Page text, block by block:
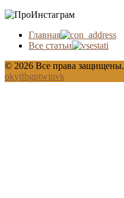
Главная
Все статьи
© 2026 Все права защищены.
okytfbgptwinvk